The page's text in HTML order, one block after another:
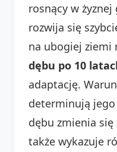
rosnący w żyznej
rozwija się
na ubogiej ziemi
dębu po 10
adaptację.
determinują
dębu zmienia się
także wykazuje